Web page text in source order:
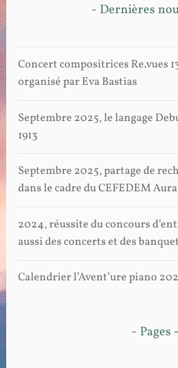
- Dernières
Concert compositrices Re.vues
organisé par Eva Bastias
Septembre 2025, le langage
1913
Septembre 2025, partage de
dans le cadre du CEFEDEM Aura
2024, réussite du concours
aussi des concerts et des
Calendrier l’Avent’ure piano
- Pages -